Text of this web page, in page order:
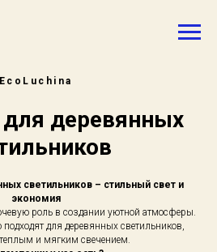
EcoLuchina
деревянных
светильников – стильный свет и
экономия
роль в создании уютной атмосферы.
для деревянных светильников,
и мягким свечением.